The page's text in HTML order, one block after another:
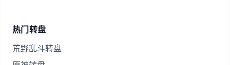
热门转盘
荒野乱斗转盘